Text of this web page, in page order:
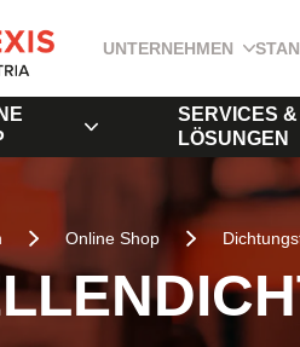
UNTERNEHMEN
SERVICES &
LÖSUNGEN
Online Shop